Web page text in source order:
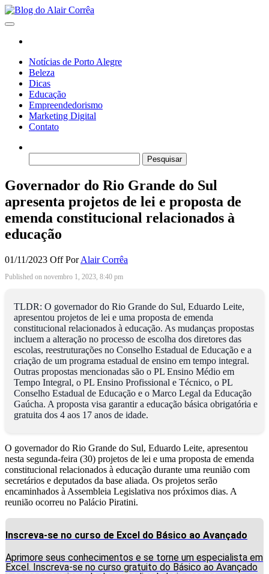
Skip
to
content
Notícias de Porto Alegre
Beleza
Dicas
Educação
Empreendedorismo
Marketing Digital
Contato
por:
Governador do Rio Grande do Sul
apresenta projetos de lei e proposta de
emenda constitucional relacionados à
educação
01/11/2023 OffPor Alair Corrêa
Published on novembro 1, 2023, 8:40 pm
TLDR: O governador do Rio Grande do Sul, Eduardo Leite,
apresentou projetos de lei e uma proposta de emenda
constitucional relacionados à educação. As mudanças propostas
incluem a alteração no processo de escolha dos diretores das
escolas, reestruturações no Conselho Estadual de Educação e a
criação de um programa estadual de ensino em tempo integral.
Outras propostas mencionadas são o PL Ensino Médio em
Tempo Integral, o PL Ensino Profissional e Técnico, o PL
Conselho Estadual de Educação e o Marco Legal da Educação
Gaúcha. A proposta visa garantir a educação básica obrigatória e
gratuita dos 4 aos 17 anos de idade.
O governador do Rio Grande do Sul, Eduardo Leite, apresentou
nesta segunda-feira (30) projetos de lei e uma proposta de emenda
constitucional relacionados à educação durante uma reunião com
secretários e deputados da base aliada. Os projetos serão
encaminhados à Assembleia Legislativa nos próximos dias. A
reunião ocorreu no Palácio Piratini.
Inscreva-se no curso de Excel do Básico ao Avançado
Aprimore seus conhecimentos e se torne um especialista em
Excel. Inscreva-se no curso gratuito do Básico ao Avançado